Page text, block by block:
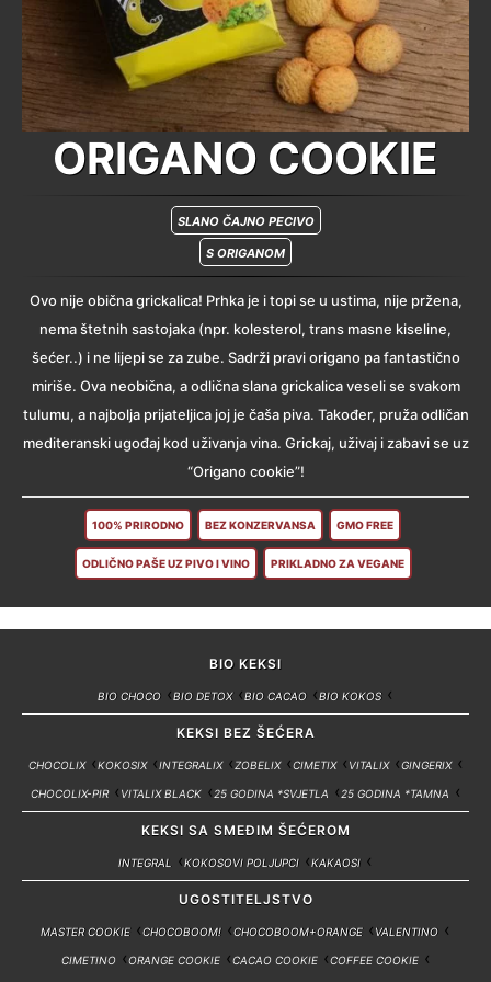
ORIGANO COOKIE
SLANO ČAJNO PECIVO
S ORIGANOM
Ovo nije obična grickalica! Prhka je i topi se u ustima, nije pržena,
nema štetnih sastojaka (npr. kolesterol, trans masne kiseline,
šećer..) i ne lijepi se za zube. Sadrži pravi origano pa fantastično
miriše. Ova neobična, a odlična slana grickalica veseli se svakom
tulumu, a najbolja prijateljica joj je čaša piva. Također, pruža odličan
mediteranski ugođaj kod uživanja vina. Grickaj, uživaj i zabavi se uz
“Origano cookie”!
100% PRIRODNO BEZ KONZERVANSA GMO FREE
ODLIČNO PAŠE UZ PIVO I VINO PRIKLADNO ZA VEGANE
BIO KEKSI
BIO CHOCO BIO DETOX BIO CACAO BIO KOKOS
KEKSI BEZ ŠEĆERA
CHOCOLIX KOKOSIX INTEGRALIX ZOBELIX CIMETIX VITALIX GINGERIX
CHOCOLIX-PIR VITALIX BLACK 25 GODINA *SVJETLA 25 GODINA *TAMNA
KEKSI SA SMEĐIM ŠEĆEROM
INTEGRAL KOKOSOVI POLJUPCI KAKAOSI
UGOSTITELJSTVO
MASTER COOKIE CHOCOBOOM! CHOCOBOOM+ORANGE VALENTINO
CIMETINO ORANGE COOKIE CACAO COOKIE COFFEE COOKIE